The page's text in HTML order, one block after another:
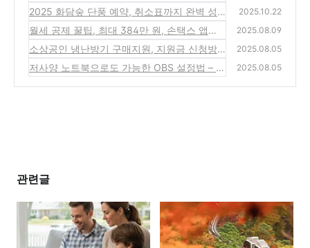
2025 화담숲 단풍 예약, 취소표까지 완벽 성
공 꿀팁!
(0)
2025.10.22
월세 공제 꿀팁, 최대 384만 원, 손택스 앱으
로 간편신청 방법
(4)
2025.08.09
소상공인 냉난방기 구매지원, 지원금 신청방
법, 필수서류
(0)
2025.08.05
저사양 노트북으로도 가능한 OBS 설정법 – 끊
2025.08.05
관련글